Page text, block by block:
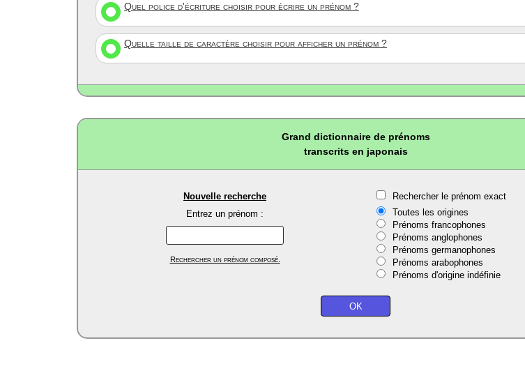
Quel police d'écriture choisir pour écrire un prénom ?
Quelle taille de caractère choisir pour afficher un prénom ?
Grand dictionnaire de prénoms
transcrits en japonais
Nouvelle recherche
Entrez un prénom :
Rechercher un prénom composé.
Rechercher le prénom exact
Toutes les origines
Prénoms francophones
Prénoms anglophones
Prénoms germanophones
Prénoms arabophones
Prénoms d'origine indéfinie